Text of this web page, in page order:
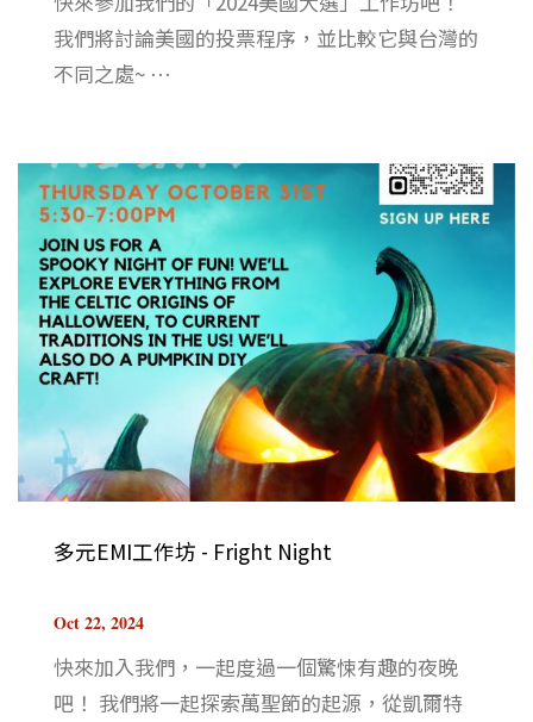
我們將討論美國的投票程序，並比較它與台灣的
不同之處~ ⋯
多元EMI工作坊 - Fright Night
Oct 22, 2024
快來加入我們，一起度過一個驚悚有趣的夜晚
吧！ 我們將一起探索萬聖節的起源，從凱爾特